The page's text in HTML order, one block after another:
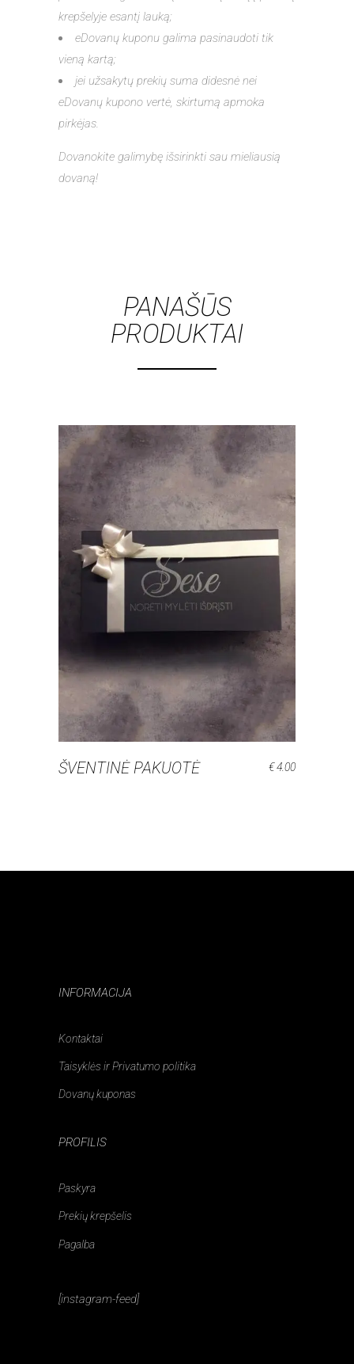
krepšelyje esantį lauką;
eDovanų kuponu galima pasinaudoti tik
vieną kartą;
jei užsakytų prekių suma didesnė nei
eDovanų kupono vertė, skirtumą apmoka
pirkėjas.
Dovanokite galimybę išsirinkti sau mieliausią
dovaną!
PANAŠŪS
PRODUKTAI
Į KREPŠELĮ
ŠVENTINĖ PAKUOTĖ €4.00
INFORMACIJA
Kontaktai
Taisyklės ir Privatumo politika
Dovanų kuponas
PROFILIS
Paskyra
Prekių krepšelis
Pagalba
[instagram-feed]